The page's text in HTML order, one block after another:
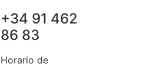
+34 91 462
86 83
Horario de